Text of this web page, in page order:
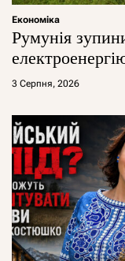
Економіка
Румунія
3 Серпня, 2026